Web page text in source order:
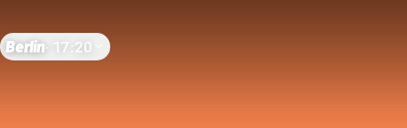
Berlin· 17:20